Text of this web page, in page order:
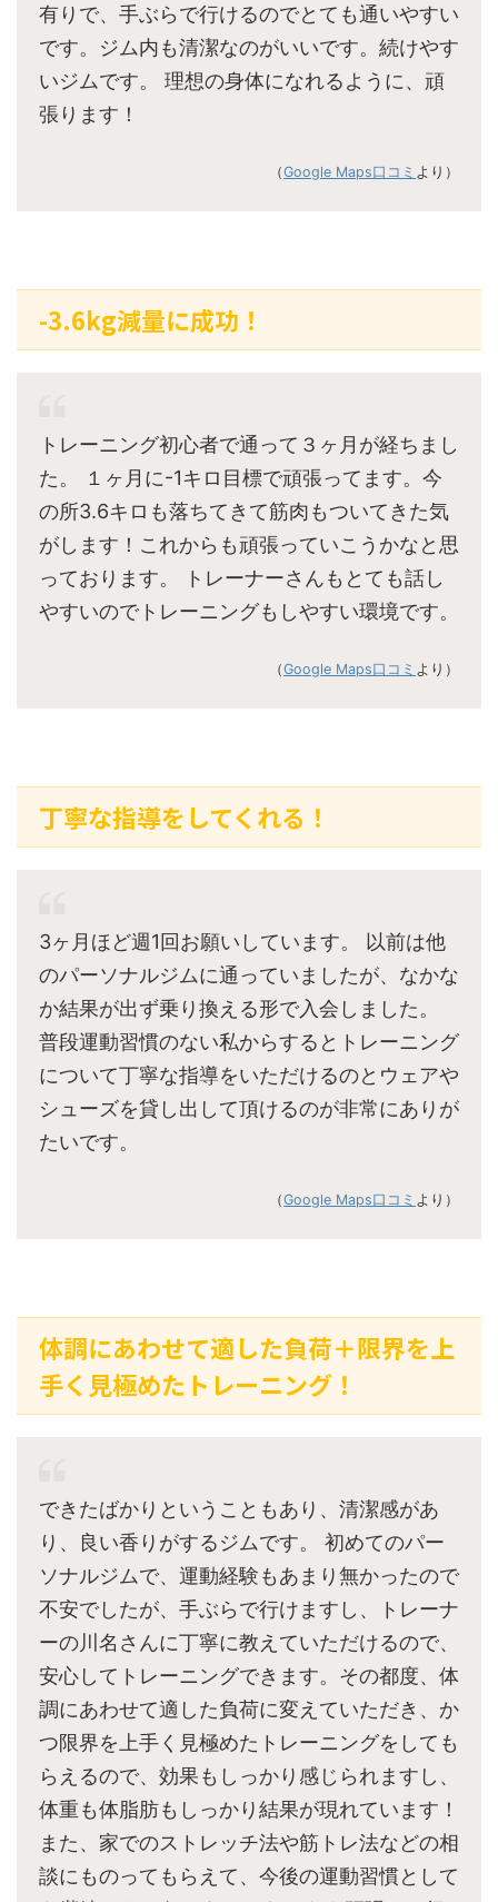
有りで、手ぶらで行けるのでとても通いやすい
です。ジム内も清潔なのがいいです。続けやす
いジムです。 理想の身体になれるように、頑
張ります！
（Google Maps口コミ より）
-3.6kg減量に成功！
トレーニング初心者で通って３ヶ月が経ちまし
た。 １ヶ月に-1キロ目標で頑張ってます。今
の所3.6キロも落ちてきて筋肉もついてきた気
がします！これからも頑張っていこうかなと思
っております。 トレーナーさんもとても話し
やすいのでトレーニングもしやすい環境です。
（Google Maps口コミ より）
丁寧な指導をしてくれる！
3ヶ月ほど週1回お願いしています。 以前は他
のパーソナルジムに通っていましたが、なかな
か結果が出ず乗り換える形で入会しました。
普段運動習慣のない私からするとトレーニング
について丁寧な指導をいただけるのとウェアや
シューズを貸し出して頂けるのが非常にありが
たいです。
（Google Maps口コミ より）
体調にあわせて適した負荷＋限界を上
手く見極めたトレーニング！
できたばかりということもあり、清潔感があ
り、良い香りがするジムです。 初めてのパー
ソナルジムで、運動経験もあまり無かったので
不安でしたが、手ぶらで行けますし、トレーナ
ーの川名さんに丁寧に教えていただけるので、
安心してトレーニングできます。その都度、体
調にあわせて適した負荷に変えていただき、か
つ限界を上手く見極めたトレーニングをしても
らえるので、効果もしっかり感じられますし、
体重も体脂肪もしっかり結果が現れています！
また、家でのストレッチ法や筋トレ法などの相
談にものってもらえて、今後の運動習慣として